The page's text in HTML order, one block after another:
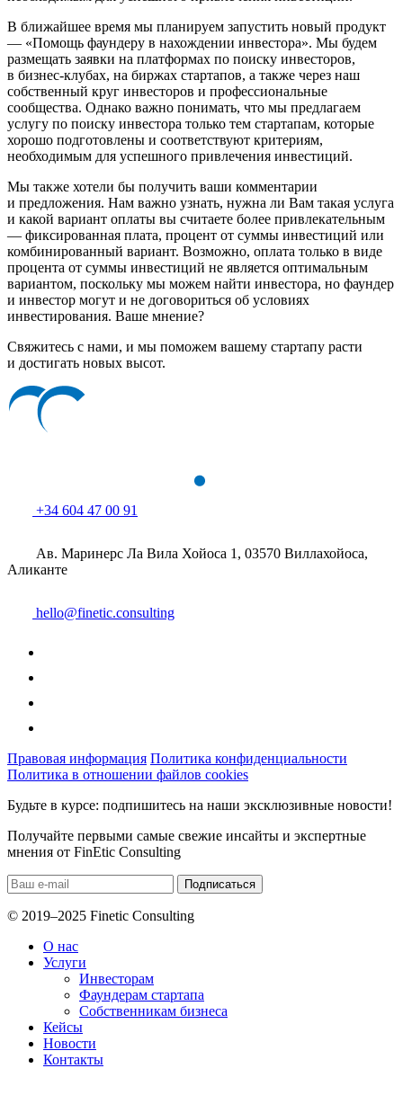
В ближайшее время мы планируем запустить новый продукт
— «Помощь фаундеру в нахождении инвестора». Мы будем
размещать заявки на платформах по поиску инвесторов,
в бизнес-клубах, на биржах стартапов, а также через наш
собственный круг инвесторов и профессиональные
сообщества. Однако важно понимать, что мы предлагаем
услугу по поиску инвестора только тем стартапам, которые
хорошо подготовлены и соответствуют критериям,
необходимым для успешного привлечения инвестиций.
Мы также хотели бы получить ваши комментарии
и предложения. Нам важно узнать, нужна ли Вам такая услуга
и какой вариант оплаты вы считаете более привлекательным
— фиксированная плата, процент от суммы инвестиций или
комбинированный вариант. Возможно, оплата только в виде
процента от суммы инвестиций не является оптимальным
вариантом, поскольку мы можем найти инвестора, но фаундер
и инвестор могут и не договориться об условиях
инвестирования. Ваше мнение?
Свяжитесь с нами, и мы поможем вашему стартапу расти
и достигать новых высот.
+34 604 47 00 91
Ав. Маринерс Ла Вила Хойоса 1, 03570 Виллахойоса,
Аликанте
hello@finetic.consulting
Правовая информация Политика конфиденциальности
Политика в отношении файлов cookies
Будьте в курсе: подпишитесь на наши эксклюзивные новости!
Получайте первыми самые свежие инсайты и экспертные
мнения от FinEtic Consulting
© 2019–2025 Finetic Consulting
О нас
Услуги
Инвесторам
Фаундерам стартапа
Собственникам бизнеса
Кейсы
Новости
Контакты